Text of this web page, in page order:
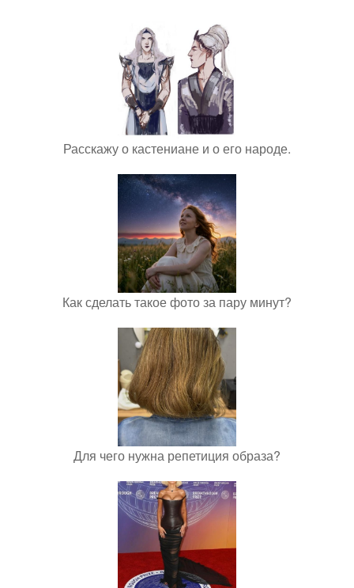
Расскажу о кастениане и о его народе.
Как сделать такое фото за пару минут?
Для чего нужна репетиция образа?